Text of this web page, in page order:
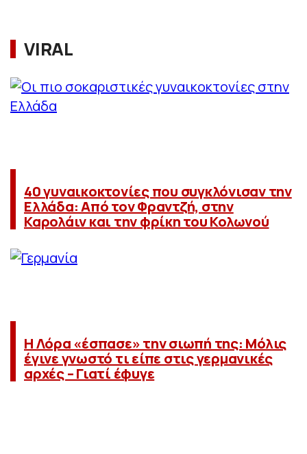
VIRAL
40 γυναικοκτονίες που συγκλόνισαν την
Ελλάδα: Από τον Φραντζή, στην
Καρολάιν και την φρίκη του Κολωνού
Η Λόρα «έσπασε» την σιωπή της: Μόλις
έγινε γνωστό τι είπε στις γερμανικές
αρχές – Γιατί έφυγε